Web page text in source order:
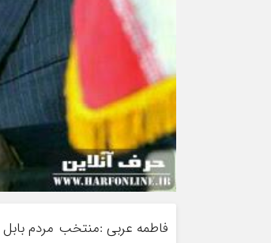
فاطمه عربی :منتخب مردم بابل